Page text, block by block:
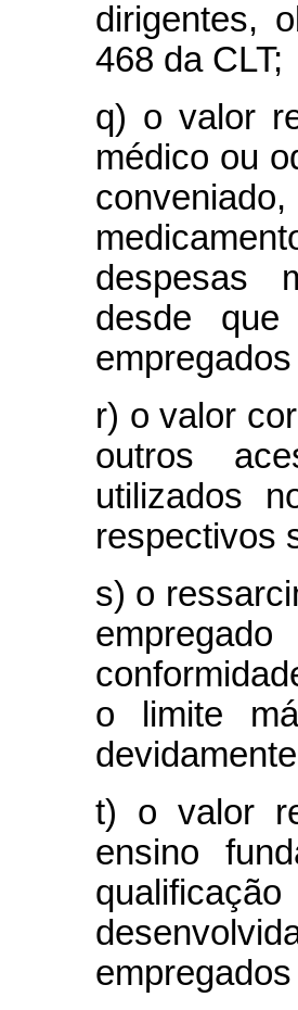
dirigentes,
468 da CLT;
q) o valor
médico ou
despesas
desde
r) o valor
outros
utilizados
respectivos
s) o
o limite
t) o valor
ensino